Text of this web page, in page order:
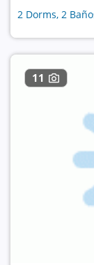
2 Dorms, 2
11